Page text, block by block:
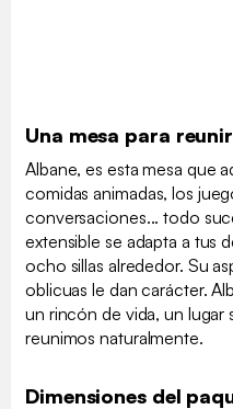
Una mesa para
Albane, es esta mesa que
comidas animadas, los
conversaciones... todo
extensible se adapta a tus
ocho sillas alrededor. Su
oblicuas le dan carácter.
un rincón de vida, un lugar
reunimos naturalmente.
Dimensiones del